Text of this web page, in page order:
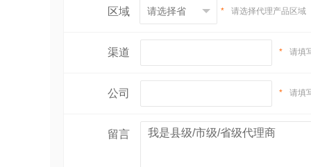
区域 * 请选择代理产品区域
渠道 * 请填
公司 * 请填
留言